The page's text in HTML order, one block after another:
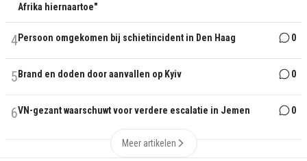
Afrika hiernaartoe"
4Persoon omgekomen bij schietincident in Den Haag 0
5 Brand en doden door aanvallen op Kyiv 0
6VN-gezant waarschuwt voor verdere escalatie in Jemen 0
Meer artikelen